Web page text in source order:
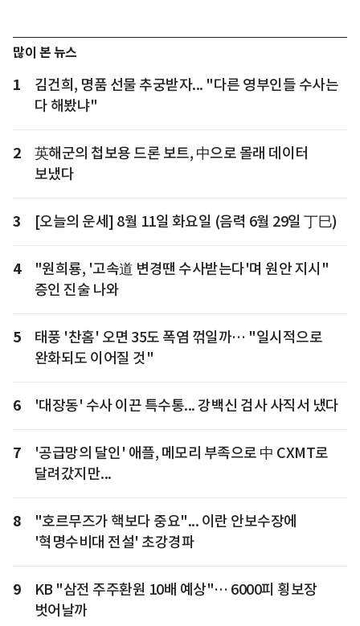
많이 본 뉴스
1
김건희, 명품 선물 추궁받자... "다른 영부인들 수사는
다 해봤냐"
2
英해군의 첩보용 드론 보트, 中으로 몰래 데이터
보냈다
3 [오늘의 운세] 8월 11일 화요일 (음력 6월 29일 丁巳)
4
"원희룡, '고속道 변경땐 수사받는다'며 원안 지시"
증인 진술 나와
5
태풍 '찬홈' 오면 35도 폭염 꺾일까… "일시적으로
완화되도 이어질 것"
6 '대장동' 수사 이끈 특수통... 강백신 검사 사직서 냈다
7
'공급망의 달인' 애플, 메모리 부족으로 中 CXMT로
달려갔지만...
8
"호르무즈가 핵보다 중요"... 이란 안보수장에
'혁명수비대 전설' 초강경파
9
KB "삼전 주주환원 10배 예상"… 6000피 횡보장
벗어날까